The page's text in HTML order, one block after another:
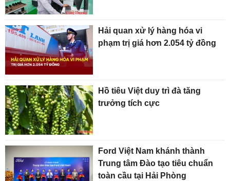
Hải quan xử lý hàng hóa vi
phạm trị giá hơn 2.054 tỷ đồng
Hồ tiêu Việt duy trì đà tăng
trưởng tích cực
Ford Việt Nam khánh thành
Trung tâm Đào tạo tiêu chuẩn
toàn cầu tại Hải Phòng